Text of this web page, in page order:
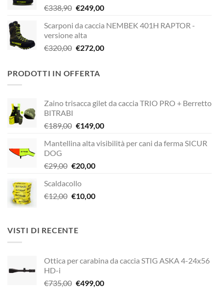
€338,90.€229,00.
€338,90 Il
originale
era:
€338,90.
€249,00Il
attuale
€249,00.
Scarponi da caccia NEMBEK 401H RAPTOR -
versione alta
€320,00 Il
era:
€272,00Il
PRODOTTI IN OFFERTA
Zaino trisacca gilet da caccia TRIO PRO + Berretto
BITRABI
€189,00 Il
originale
€189,00.
€149,00Il
attuale
Mantellina alta visibilità per cani da ferma SICUR
DOG
€29,00 Il
originale
era:
€20,00Il
è:
Scaldacollo
€12,00 Il
era:
€12,00.
€10,00Il
VISTI DI RECENTE
Ottica per carabina da caccia STIG ASKA 4-24x56
HD-i
€735,00 Il
€499,00Il